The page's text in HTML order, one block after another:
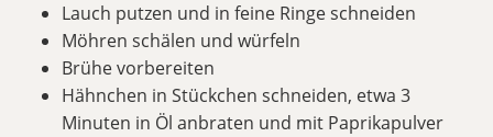
Lauch putzen und in feine Ringe schneiden
Möhren schälen und würfeln
Brühe vorbereiten
Hähnchen in Stückchen schneiden, etwa 3
Minuten in Öl anbraten und mit Paprikapulver